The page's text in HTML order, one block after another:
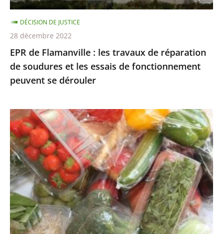
soudures
et
les
essais
de
fonctionnement
se
dérouler
EPR de Flamanville : les travaux de réparation
de soudures et les essais de fonctionnement
peuvent se dérouler
DÉCISION DE JUSTICE
28 décembre 2022
Le
Conseil
d’État
annule
la
liste
des
fruits
et